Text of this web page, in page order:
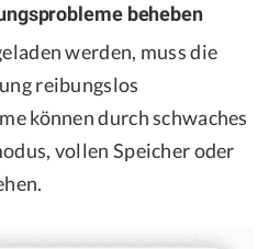
beheben
werden, muss die
reibungslos
können durch schwaches
vollen Speicher oder